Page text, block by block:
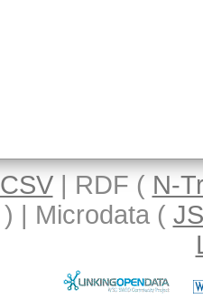
CSV| RDF ( N-
) | Microdata (